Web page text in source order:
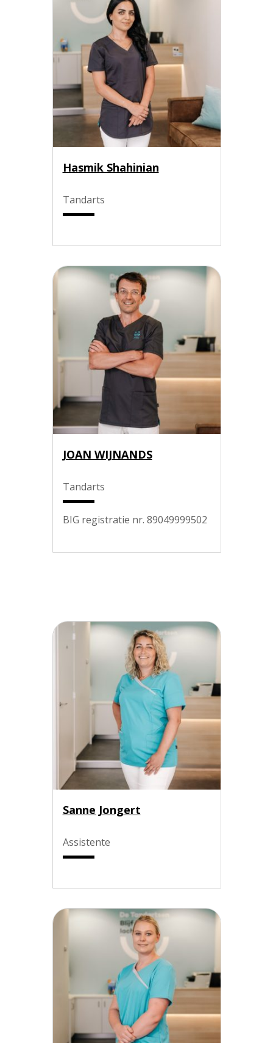
Hasmik Shahinian
Tandarts
JOAN WIJNANDS
Tandarts
BIG registratie nr. 89049999502
Sanne Jongert
Assistente